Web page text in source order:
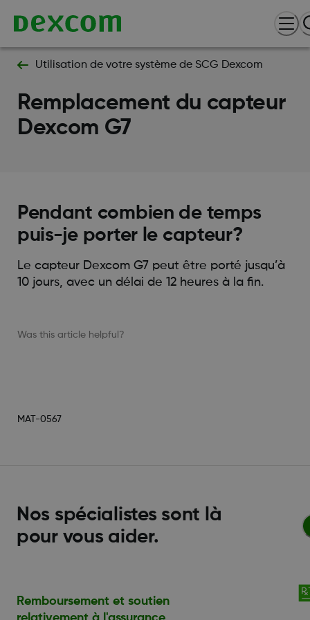
Utilisation de votre système de SCG Dexcom
Remplacement du capteur
Dexcom G7
Pendant combien de temps
puis-je porter le capteur?
Le capteur Dexcom G7 peut être porté jusqu’à
10 jours, avec un délai de 12 heures à la fin.
Was this article helpful?
MAT-0567
Nos spécialistes sont là
pour vous aider.
Remboursement et soutien